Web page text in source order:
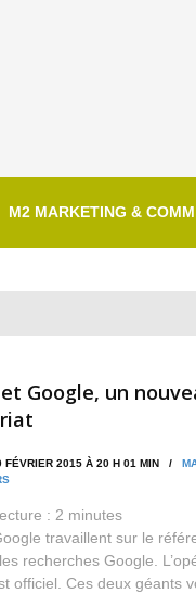
M2 MARKETING &
Google, un
FÉVRIER 2015 À 20 H 01 MIN /
: 2 minutes
travaillent sur le
recherches Google.
officiel. Ces deux géants